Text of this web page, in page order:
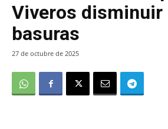
Viveros disminuir
basuras
27 de octubre de 2025